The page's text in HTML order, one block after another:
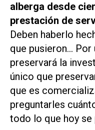
alberga desde
prestación de
Deben haberlo
que pusieron… Por
preservará la
único que
que es
preguntarles
todo lo que hoy se